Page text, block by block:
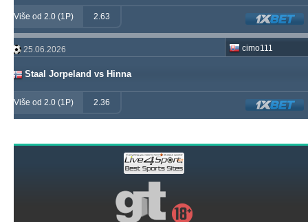
Više od 2.0 (1P) 2.63
25.06.2026
Staal Jorpeland vs Hinna
cimo111
Više od 2.0 (1P) 2.36